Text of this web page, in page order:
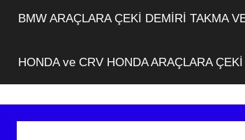
BMW ARAÇLARA ÇEKİ DEMİRİ TAKMA
HONDA ve CRV HONDA ARAÇLARA